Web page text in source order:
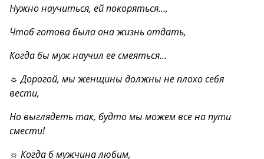
Нужно научиться, ей покоряться…,
Чтоб готова была она жизнь отдать,
Когда бы муж научил ее смеяться…
☼ Дорогой, мы женщины должны не плохо себя
вести,
Но выглядеть так, будто мы можем все на пути
смести!
☼ Когда б мужчина любим,